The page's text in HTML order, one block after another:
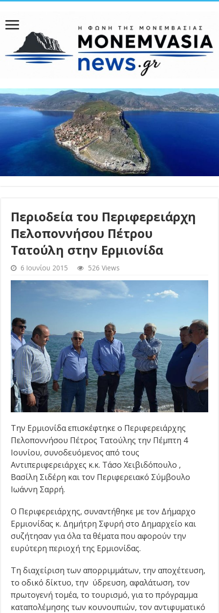
Περιοδεία του Περιφερειάρχη
Πελοποννήσου Πέτρου
Τατούλη στην Ερμιονίδα
6 Ιουνίου 2015 526 Views
Την Ερμιονίδα επισκέφτηκε ο Περιφερειάρχης
Πελοποννήσου Πέτρος Τατούλης την Πέμπτη 4
Ιουνίου, συνοδευόμενος από τους
Αντιπεριφερειάρχες κ.κ. Τάσο Χειβιδόπουλο ,
Βασίλη Σιδέρη και τον Περιφερειακό Σύμβουλο
Ιωάννη Σαρρή.
Ο Περιφερειάρχης, συναντήθηκε με τον Δήμαρχο
Ερμιονίδας κ. Δημήτρη Σφυρή στο Δημαρχείο και
συζήτησαν για όλα τα θέματα που αφορούν την
ευρύτερη περιοχή της Ερμιονίδας.
Τη διαχείριση των απορριμμάτων, την αποχέτευση,
το οδικό δίκτυο, την ύδρευση, αφαλάτωση, τον
πρωτογενή τομέα, το τουρισμό, για το πρόγραμμα
καταπολέμησης των κουνουπιών, τον αντιφυματικό